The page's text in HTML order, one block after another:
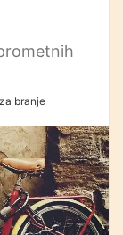
branje